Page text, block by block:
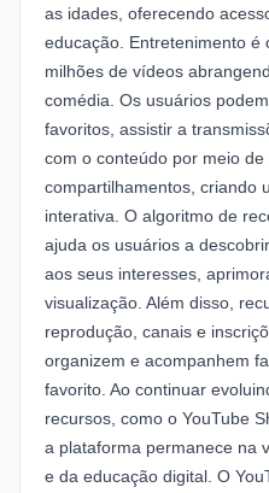
as idades, oferecendo
educação. Entretenimento é
milhões de vídeos
comédia. Os usuários
favoritos, assistir a
com o conteúdo por meio
compartilhamentos, criando
interativa. O algoritmo de
ajuda os usuários a
aos seus interesses,
visualização. Além disso,
reprodução, canais e
organizem e acompanhem
favorito. Ao continuar
recursos, como o YouTube
a plataforma permanece na
e da educação digital. O